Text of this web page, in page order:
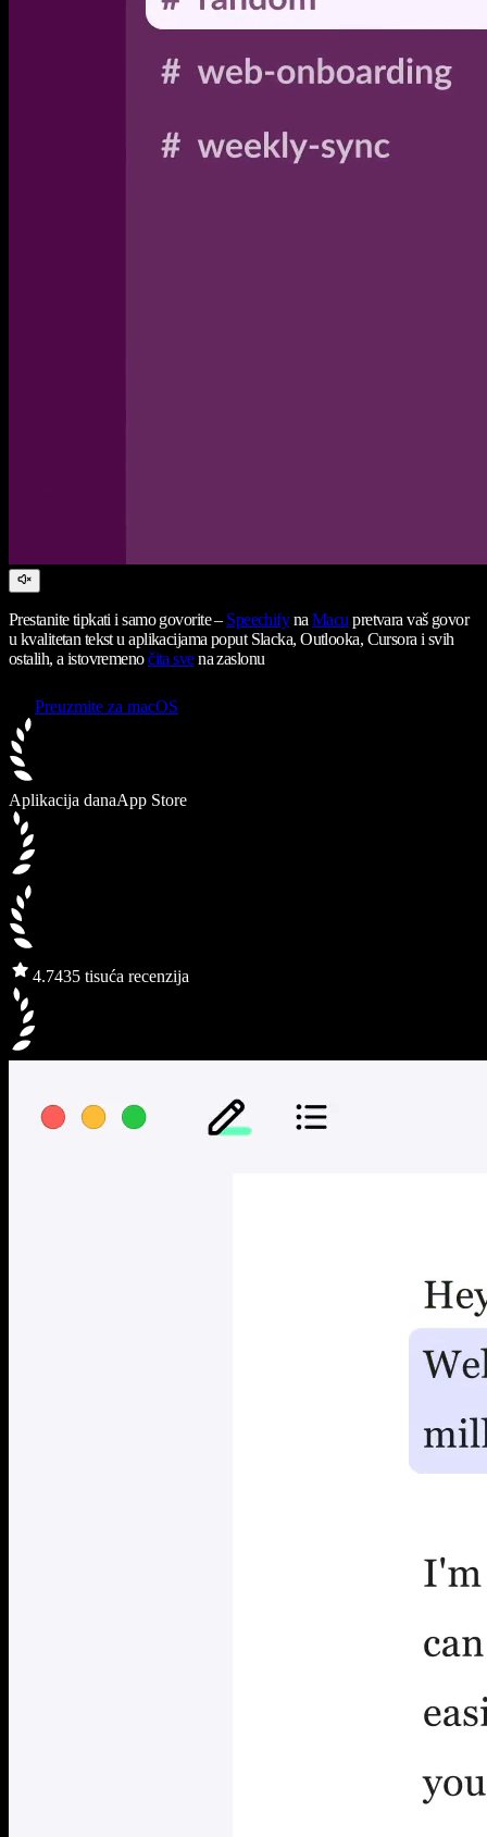
Prestanite tipkati i samo govorite – SpeechifynaMacu pretvara vaš govor
u kvalitetan tekst u aplikacijama poput Slacka, Outlooka, Cursora i svih
ostalih, a istovremenočita svena zaslonu
Preuzmite za macOS
Aplikacija danaApp Store
4.7435 tisuća recenzija